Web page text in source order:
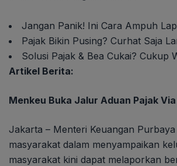
Jangan Panik! Ini Cara Ampuh
Pajak Bikin Pusing? Curhat Saja
Solusi Pajak & Bea Cukai? Cukup
Artikel Berita:
Menkeu Buka Jalur Aduan Pajak
Jakarta – Menteri Keuangan
masyarakat dalam menyampaikan
masyarakat kini dapat melaporkan